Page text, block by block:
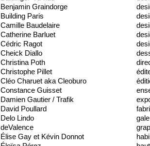
Benjamin Graindorge
Building Paris
Camille Baudelaire
Catherine Barluet
Cédric Ragot
Cheick Diallo
Christina Poth
Christophe Pillet
Cléo Charuet aka Cleoburo
Constance Guisset
Damien Gautier / Trafik
David Poullard
Delo Lindo
deValence
Élise Gay et Kévin Donnot